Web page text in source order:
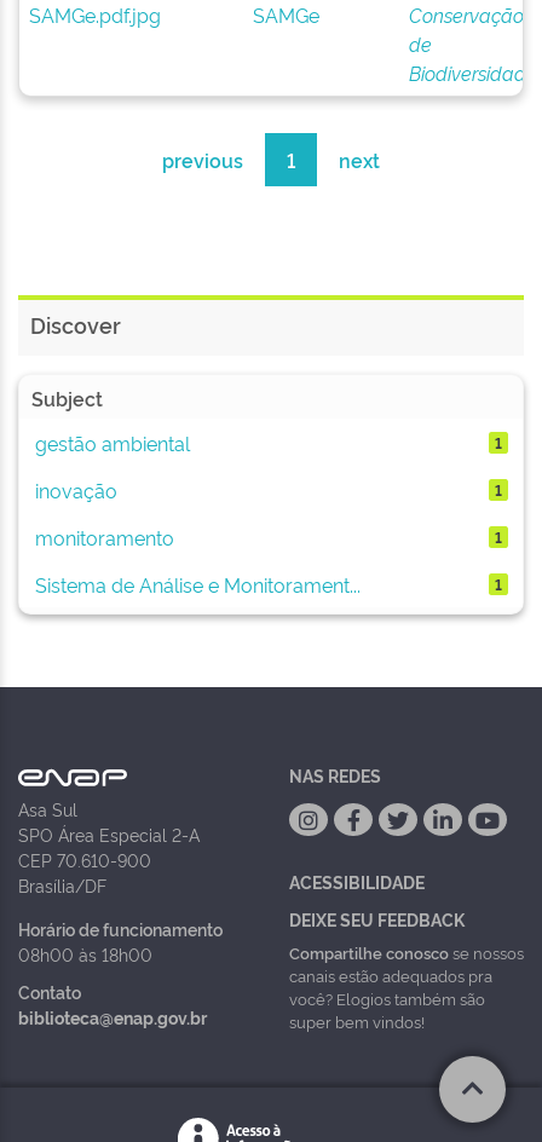
SAMGe
Conservação
de
Biodiversidade
previous 1 next
Discover
Subject
gestão ambiental
1
inovação 1
monitoramento 1
Sistema de Análise e Monitorament... 1
Asa Sul
SPO Área Especial 2-A
CEP 70.610-900
Brasília/DF
Horário de funcionamento
08h00 às 18h00
Contato
biblioteca@enap.gov.br
NAS REDES
ACESSIBILIDADE
DEIXE SEU FEEDBACK
Compartilhe conoscose nossos
canais estão adequados pra
você? Elogios também são
super bem vindos!